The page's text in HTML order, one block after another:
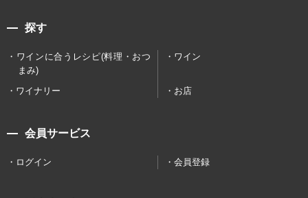
探す
ワインに合うレシピ(料理・おつ
まみ)
ワイン
ワイナリー お店
会員サービス
ログイン 会員登録